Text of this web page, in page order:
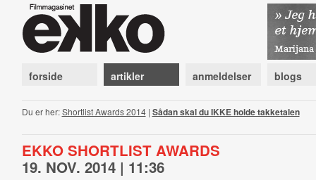
forside artikler anmeldelser blogs
Du er her:Shortlist Awards 2014| Sådan skal du IKKE holde takketalen
EKKO SHORTLIST AWARDS
19. NOV. 2014 | 11:36